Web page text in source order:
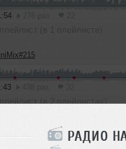
РАДИО
(в 2 плейлистах)